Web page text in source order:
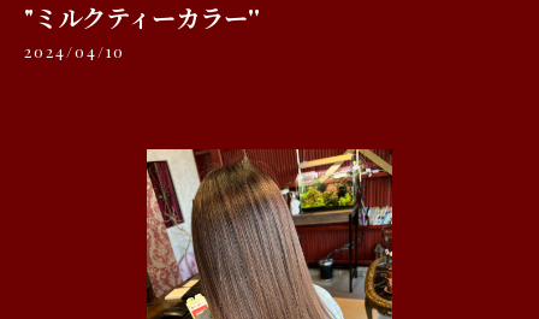
"ミルクティーカラー''
2024/04/10